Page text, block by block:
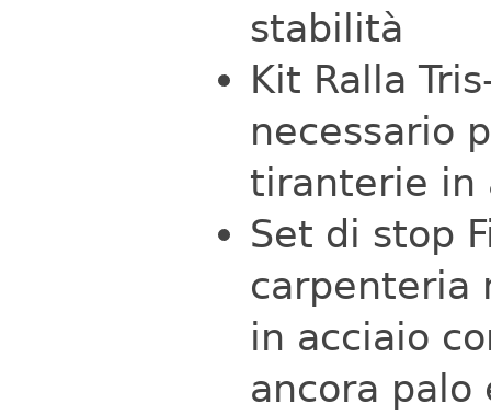
stabilità
Kit Ralla
necessario
tiranterie in
Set di stop
carpenteria
in acciaio
ancora